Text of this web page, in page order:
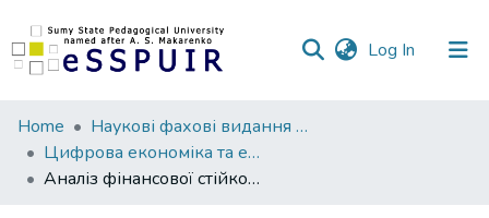
Log In (current)
Communities
&
Collections
Home
Наукові фахові видання СумДПУ
Цифрова економіка та економічна безпека
Аналіз фінансової стійкості вітчизняних підприємств в умовах невизначеності